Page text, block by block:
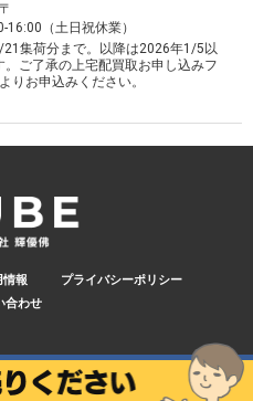
〒
16:00（土日祝休業）
集荷分まで。以降は2026年1/5以
。ご了承の上宅配買取お申し込みフ
りお申込みください。
情報
プライバシーポリシー
合わせ
CUBE.